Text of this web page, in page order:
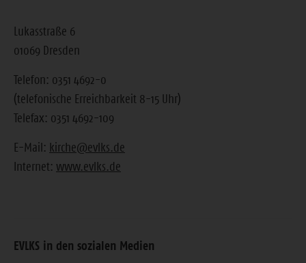
Lukasstraße 6
01069 Dresden
Telefon: 0351 4692-0
(telefonische Erreichbarkeit 8-15 Uhr)
Telefax: 0351 4692-109
E-Mail: kirche@evlks.de
Internet: www.evlks.de
EVLKS in den sozialen Medien